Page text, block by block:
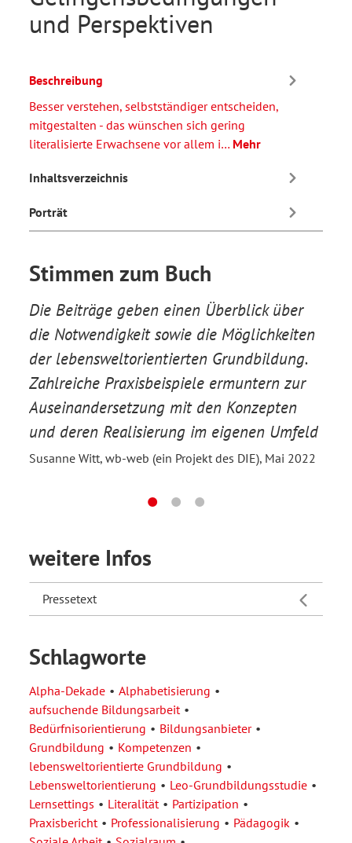
und Perspektiven
Beschreibung
Besser verstehen, selbstständiger entscheiden,
mitgestalten - das wünschen sich gering
literalisierte Erwachsene vor allem i… Mehr
Inhaltsverzeichnis
Porträt
Stimmen zum Buch
Die Beiträge geben einen Überblick über
die Notwendigkeit sowie die Möglichkeiten
der lebensweltorientierten Grundbildung.
Zahlreiche Praxisbeispiele ermuntern zur
Auseinandersetzung mit den Konzepten
und deren Realisierung im eigenen Umfeld
Susanne Witt, wb-web (ein Projekt des DIE), Mai 2022
weitere Infos
Pressetext
Schlagworte
Alpha-Dekade
Alphabetisierung
aufsuchende Bildungsarbeit
Bedürfnisorientierung
Bildungsanbieter
Grundbildung
Kompetenzen
lebensweltorientierte Grundbildung
Lebensweltorientierung
Leo-Grundbildungsstudie
Lernsettings
Literalität
Partizipation
Praxisbericht
Professionalisierung
Pädagogik